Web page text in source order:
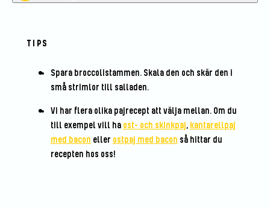
TIPS
Spara broccolistammen. Skala den och skär den i
små strimlor till salladen.
Vi har flera olika pajrecept att välja mellan. Om du
till exempel vill ha ost- och skinkpaj, kantarellpaj
med bacon eller ostpaj med bacon så hittar du
recepten hos oss!